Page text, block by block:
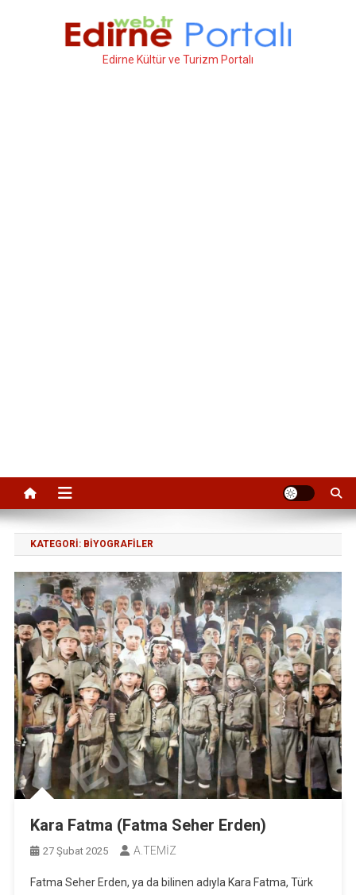
Edirne Kültür ve Turizm Portalı
KATEGORI: BIYOGRAFILER
Kara Fatma (Fatma Seher Erden)
27 Şubat 2025 A.TEMİZ
Fatma Seher Erden, ya da bilinen adıyla Kara Fatma, Türk